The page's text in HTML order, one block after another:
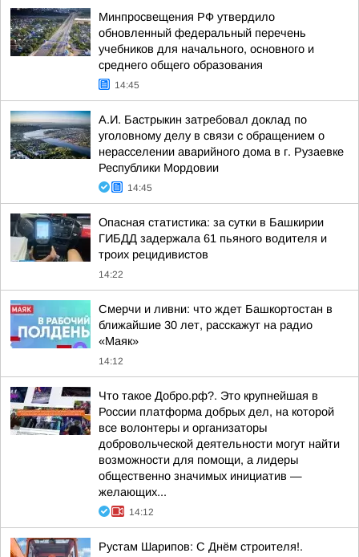
Минпросвещения РФ утвердило
обновленный федеральный перечень
учебников для начального, основного и
среднего общего образования
14:45
А.И. Бастрыкин затребовал доклад по
уголовному делу в связи с обращением о
нерасселении аварийного дома в г. Рузаевке
Республики Мордовии
14:45
Опасная статистика: за сутки в Башкирии
ГИБДД задержала 61 пьяного водителя и
троих рецидивистов
14:22
Смерчи и ливни: что ждет Башкортостан в
ближайшие 30 лет, расскажут на радио
«Маяк»
14:12
Что такое Добро.рф?. Это крупнейшая в
России платформа добрых дел, на которой
все волонтеры и организаторы
добровольческой деятельности могут найти
возможности для помощи, а лидеры
общественно значимых инициатив —
желающих...
14:12
Рустам Шарипов: С Днём строителя!.